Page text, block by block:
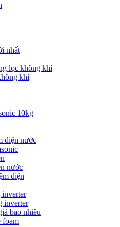
nhất
lọc không khí
khí
10kg
điện nước
nước
điện
inverter
inverter
bao nhiêu
foam